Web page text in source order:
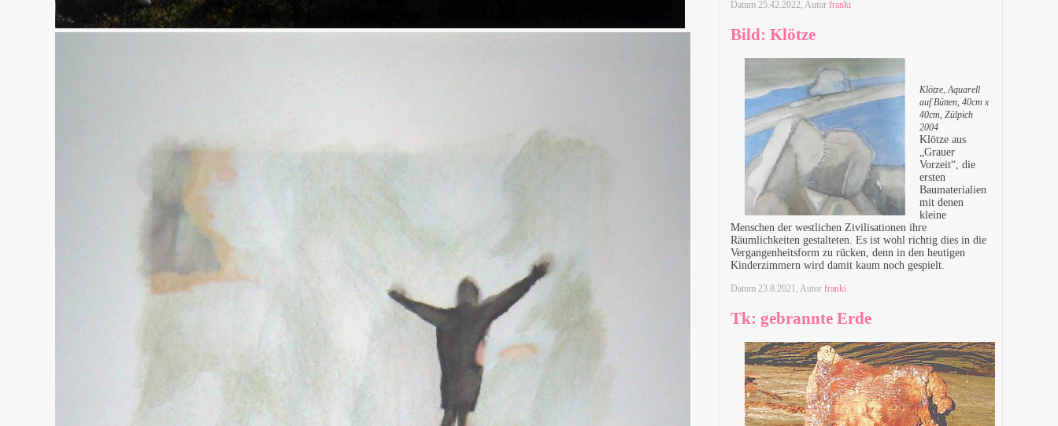
Datum 25.42.2022, Autor franki
Bild: Klötze
Klötze, Aquarell
auf Bütten, 40cm x
40cm, Zülpich
2004
Klötze aus
„Grauer
Vorzeit“, die
ersten
Baumaterialien
mit denen
kleine
Menschen der westlichen Zivilisationen ihre
Räumlichkeiten gestalteten. Es ist wohl richtig dies in die
Vergangenheitsform zu rücken, denn in den heutigen
Kinderzimmern wird damit kaum noch gespielt.
Datum 23.8.2021, Autor franki
Tk: gebrannte Erde